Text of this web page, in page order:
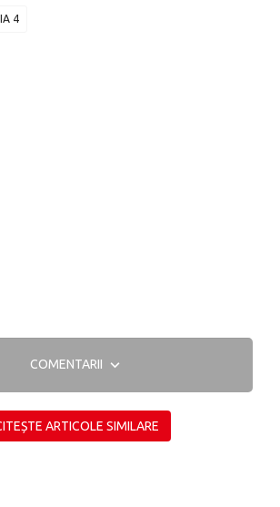
4
COMENTARII
ARTICOLE SIMILARE